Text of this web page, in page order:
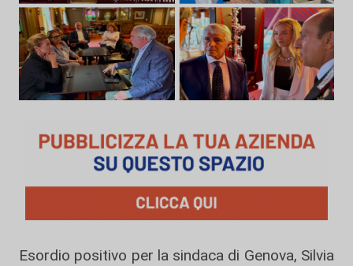
Esordio positivo per la sindaca di Genova, Silvia